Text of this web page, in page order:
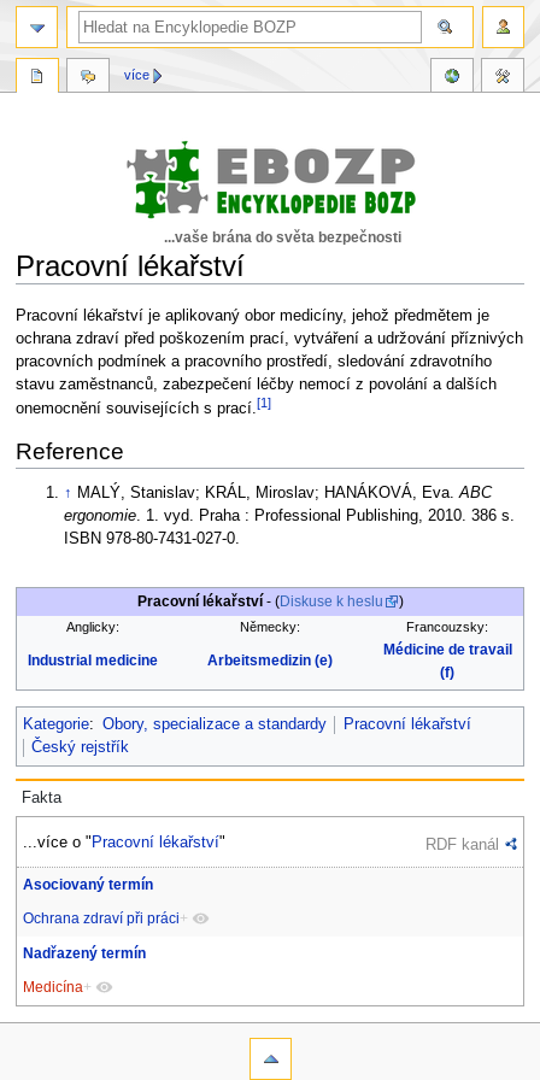
...vaše brána do světa bezpečnosti
Pracovní lékařství
Skočit
na
navigaci
Skočit
na
vyhledávání
Pracovní lékařství je aplikovaný obor medicíny, jehož předmětem je
ochrana zdraví před poškozením prací, vytváření a udržování příznivých
pracovních podmínek a pracovního prostředí, sledování zdravotního
stavu zaměstnanců, zabezpečení léčby nemocí z povolání a dalších
onemocnění souvisejících s prací.[1]
Reference
↑ MALÝ, Stanislav; KRÁL, Miroslav; HANÁKOVÁ, Eva.ABC
ergonomie. 1. vyd. Praha : Professional Publishing, 2010. 386 s.
ISBN 978-80-7431-027-0.
Pracovní lékařství- (Diskuse k heslu )
Anglicky: Německy: Francouzsky:
Industrial medicine Arbeitsmedizin (e)
Médicine de travail
(f)
Kategorie: Obory, specializace a standardy
Pracovní lékařství
Český rejstřík
Fakta
...více o " Pracovní lékařství" RDF kanál
Asociovaný termín
Ochrana zdraví při práci+
Nadřazený termín
Medicína+
více